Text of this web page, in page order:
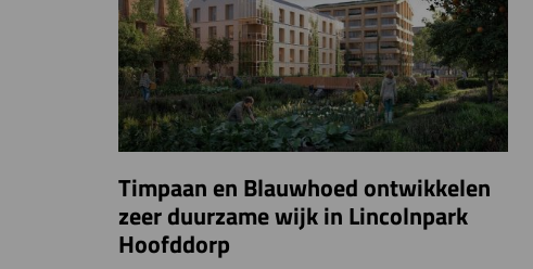
Timpaan en Blauwhoed ontwikkelen
zeer duurzame wijk in Lincolnpark
Hoofddorp